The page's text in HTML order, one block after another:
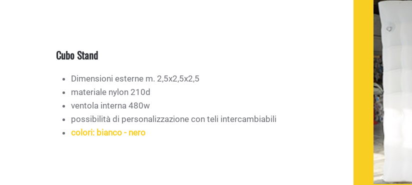
Cubo Stand
Dimensioni esterne m. 2,5x2,5x2,5
materiale nylon 210d
ventola interna 480w
possibilità di personalizzazione con teli intercambiabili
colori: bianco - nero